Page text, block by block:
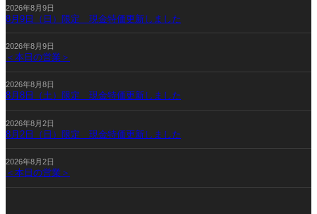
2026年8月9日
8月9日（日）限定 現金特価更新しました
2026年8月9日
＜本日の営業＞
2026年8月8日
8月8日（土）限定 現金特価更新しました
2026年8月2日
8月2日（日）限定 現金特価更新しました
2026年8月2日
＜本日の営業＞